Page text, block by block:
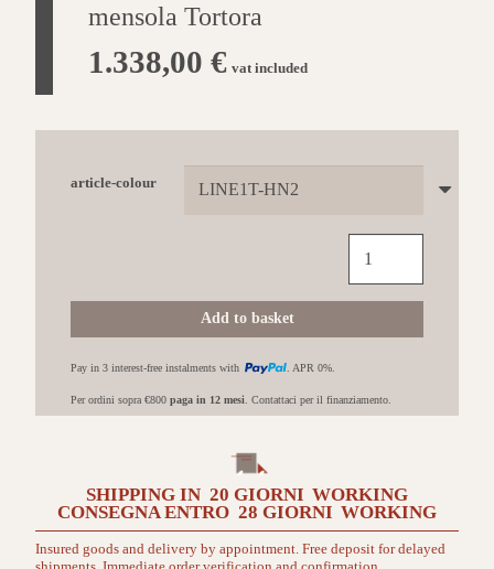
mensola Tortora
1.338,00 € vat included
article-colour
colonna
doccia
con
fascia
Tortora
quantità
Add to basket
Pay in 3 interest-free instalments with . APR 0%.
Per ordini sopra €800 paga in 12 mesi . Contattaci per il finanziamento.
SHIPPING IN 20 GIORNI WORKING
CONSEGNA ENTRO 28 GIORNI WORKING
Insured goods and delivery by appointment. Free deposit for delayed